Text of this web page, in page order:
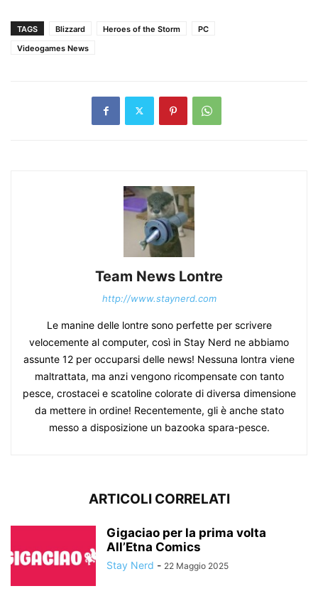
TAGS Blizzard Heroes of the Storm
PC
Videogames News
Team News Lontre
http://www.staynerd.com
Le manine delle lontre sono perfette per scrivere
velocemente al computer, così in Stay Nerd ne abbiamo
assunte 12 per occuparsi delle news! Nessuna lontra viene
maltrattata, ma anzi vengono ricompensate con tanto
pesce, crostacei e scatoline colorate di diversa dimensione
da mettere in ordine! Recentemente, gli è anche stato
messo a disposizione un bazooka spara-pesce.
ARTICOLI CORRELATI
Gigaciao per la prima volta
All’Etna Comics
Stay Nerd - 22 Maggio 2025